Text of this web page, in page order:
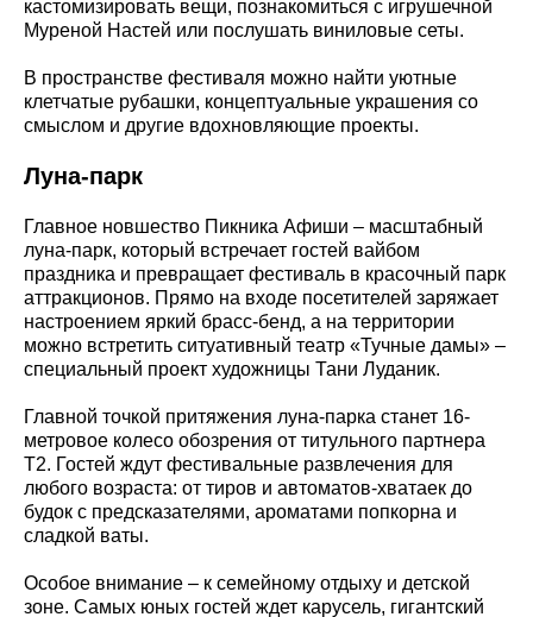
кастомизировать вещи, познакомиться с игрушечной
Муреной Настей или послушать виниловые сеты.
В пространстве фестиваля можно найти уютные
клетчатые рубашки, концептуальные украшения со
смыслом и другие вдохновляющие проекты.
Луна-парк
Главное новшество Пикника Афиши – масштабный
луна-парк, который встречает гостей вайбом
праздника и превращает фестиваль в красочный парк
аттракционов. Прямо на входе посетителей заряжает
настроением яркий брасс-бенд, а на территории
можно встретить ситуативный театр «Тучные дамы» –
специальный проект художницы Тани Луданик.
Главной точкой притяжения луна-парка станет 16-
метровое колесо обозрения от титульного партнера
Т2. Гостей ждут фестивальные развлечения для
любого возраста: от тиров и автоматов-хватаек до
будок с предсказателями, ароматами попкорна и
сладкой ваты.
Особое внимание – к семейному отдыху и детской
зоне. Самых юных гостей ждет карусель, гигантский